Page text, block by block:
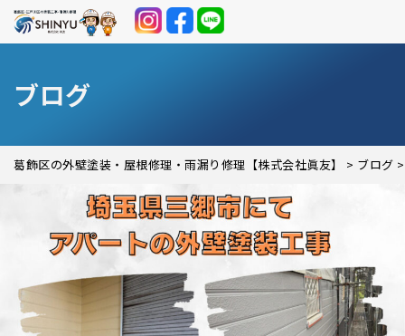
ブログ
葛飾区の外壁塗装・屋根修理・雨漏り修理【株式会社眞友】 > ブログ